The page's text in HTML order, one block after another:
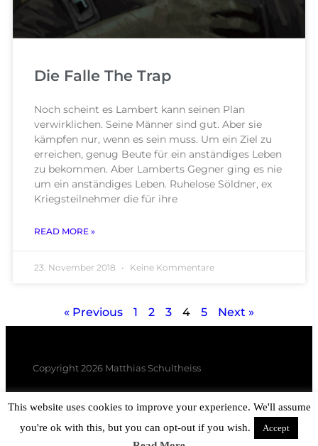
Die Falle The Trap
Noch scheint es Lambert kann seinen Plan
verwirklichen. Seine Männer sind gut. Aber sie
kämpfen nur, wenn es sein muss. Um ein Ziel zu
erreichen, genug Beute für ein anständiges Leben
zu bekommen. Aber Lamberts Gegner ging es nie
um ein anständiges Leben. Ruhelose Söldner, ex
Kriegsteilnehmer die für ihre
READ MORE »
23. November 2018 Keine Kommentare
« Previous 1 2 3 4 5 Next »
Copyright 2026 Matthias Schultheiss
This website uses cookies to improve your experience. We'll assume
you're ok with this, but you can opt-out if you wish.
Accept